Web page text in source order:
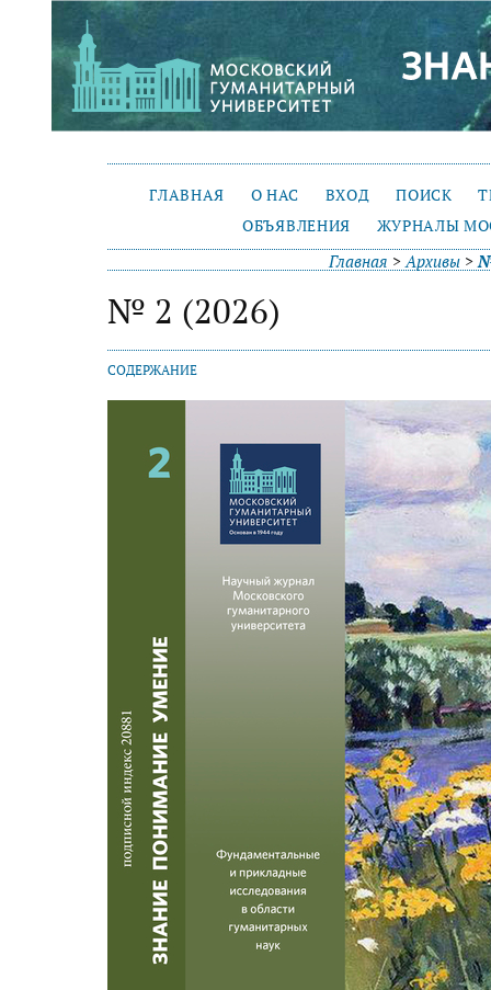
ГЛАВНАЯ О НАС ВХОД ПОИСК
ОБЪЯВЛЕНИЯ
ЖУРНАЛЫ
Главная >Архивы>
№ 2 (2026)
СОДЕРЖАНИЕ